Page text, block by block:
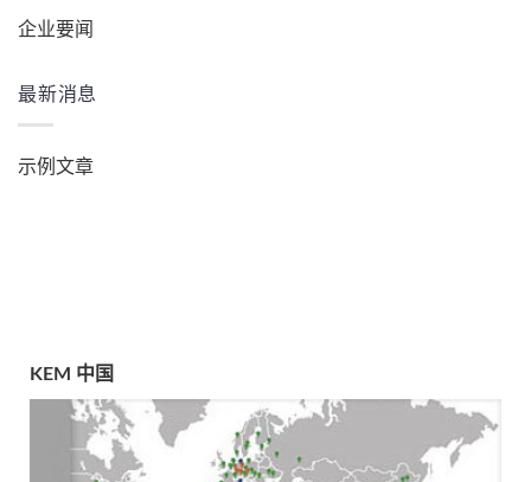
企业要闻
最新消息
示例文章
KEM 中国